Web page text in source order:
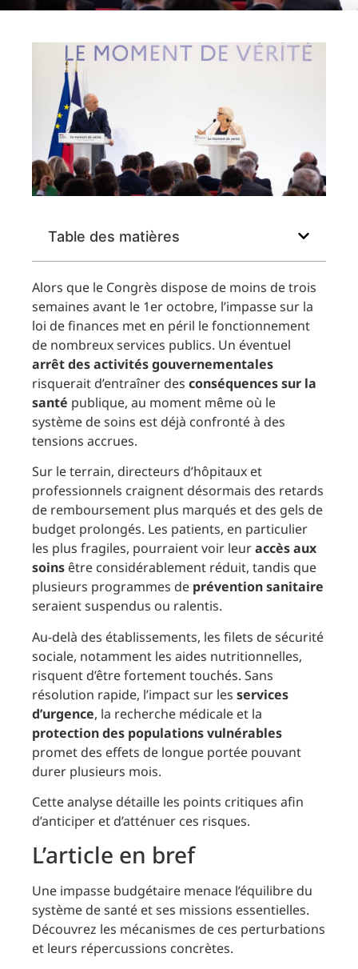
Table des matières
Alors que le Congrès dispose de moins de trois
semaines avant le 1er octobre, l’impasse sur la
loi de finances met en péril le fonctionnement
de nombreux services publics. Un éventuel
arrêt des activités gouvernementales
risquerait d’entraîner des conséquences sur la
santé publique, au moment même où le
système de soins est déjà confronté à des
tensions accrues.
Sur le terrain, directeurs d’hôpitaux et
professionnels craignent désormais des retards
de remboursement plus marqués et des gels de
budget prolongés. Les patients, en particulier
les plus fragiles, pourraient voir leuraccès aux
soins être considérablement réduit, tandis que
plusieurs programmes de prévention sanitaire
seraient suspendus ou ralentis.
Au-delà des établissements, les filets de sécurité
sociale, notamment les aides nutritionnelles,
risquent d’être fortement touchés. Sans
résolution rapide, l’impact sur les services
d’urgence, la recherche médicale et la
protection des populations vulnérables
promet des effets de longue portée pouvant
durer plusieurs mois.
Cette analyse détaille les points critiques afin
d’anticiper et d’atténuer ces risques.
L’article en bref
Une impasse budgétaire menace l’équilibre du
système de santé et ses missions essentielles.
Découvrez les mécanismes de ces perturbations
et leurs répercussions concrètes.